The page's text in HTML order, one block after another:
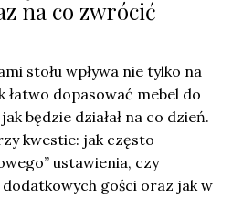
na co zwrócić
stołu wpływa nie tylko na
łatwo dopasować mebel do
będzie działał na co dzień.
kwestie: jak często
ustawienia, czy
gości oraz jak w